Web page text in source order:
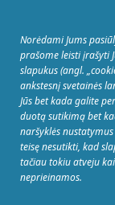
© MB
Vilnius.
Norėdami Jums
prašome leisti įrašyti
slapukus (angl.
ankstesnį svetainės
Jūs bet kada galite
duotą sutikimą bet
naršyklės
teisę nesutikti, kad
tačiau tokiu atveju
neprieinamos.